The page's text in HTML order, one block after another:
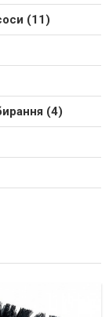
(11)
(4)